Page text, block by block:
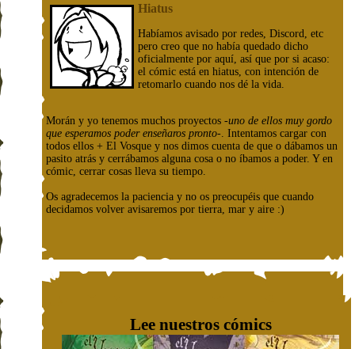
Hiatus
Habíamos avisado por redes, Discord, etc
pero creo que no había quedado dicho
oficialmente por aquí, así que por si acaso:
el cómic está en hiatus, con intención de
retomarlo cuando nos dé la vida.
Morán y yo tenemos muchos proyectos -uno de ellos muy gordo
que esperamos poder enseñaros pronto-. Intentamos cargar con
todos ellos + El Vosque y nos dimos cuenta de que o dábamos un
pasito atrás y cerrábamos alguna cosa o no íbamos a poder. Y en
cómic, cerrar cosas lleva su tiempo.
Os agradecemos la paciencia y no os preocupéis que cuando
decidamos volver avisaremos por tierra, mar y aire :)
Lee nuestros cómics